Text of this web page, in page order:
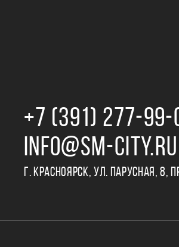
+7 (391)
INFO@SM-CITY.RU
Г. КРАСНОЯРСК, УЛ. ПАРУСНАЯ, 8,